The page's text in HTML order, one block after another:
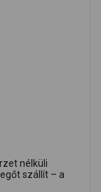
nélküli
szállít – a